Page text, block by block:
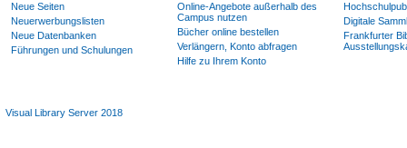
Neue Seiten
Neuerwerbungslisten
Neue Datenbanken
Führungen und Schulungen
Online-Angebote außerhalb des
Campus nutzen
Bücher online bestellen
Verlängern, Konto abfragen
Hilfe zu Ihrem Konto
Digitale
Frankfurter
Visual Library Server 2018